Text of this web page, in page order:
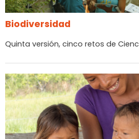
Biodiversidad
Quinta versión, cinco retos de